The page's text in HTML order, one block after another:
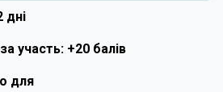
дні
участь: +20 балів
для